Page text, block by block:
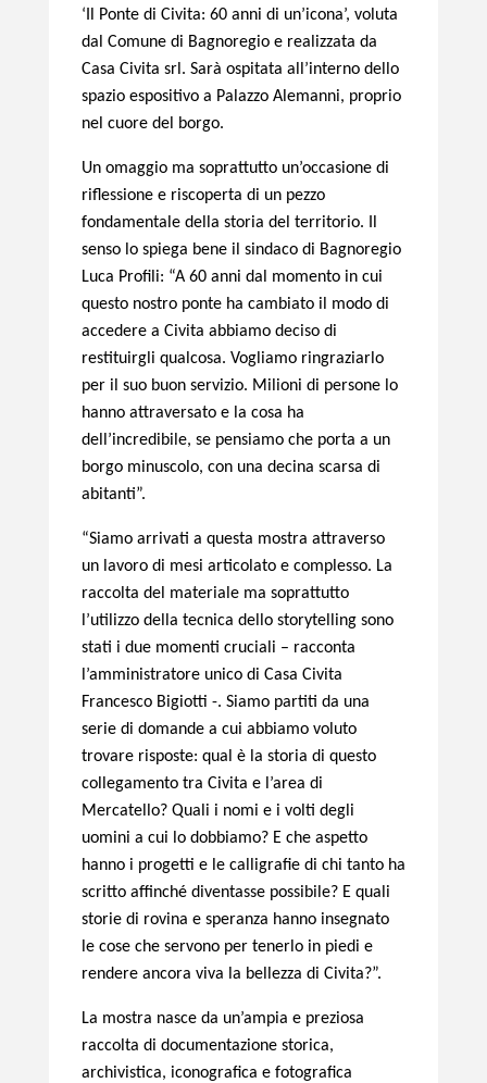
‘Il Ponte di Civita: 60 anni di un’icona’, voluta
dal Comune di Bagnoregio e realizzata da
Casa Civita srl. Sarà ospitata all’interno dello
spazio espositivo a Palazzo Alemanni, proprio
nel cuore del borgo.
Un omaggio ma soprattutto un’occasione di
riflessione e riscoperta di un pezzo
fondamentale della storia del territorio. Il
senso lo spiega bene il sindaco di Bagnoregio
Luca Profili: “A 60 anni dal momento in cui
questo nostro ponte ha cambiato il modo di
accedere a Civita abbiamo deciso di
restituirgli qualcosa. Vogliamo ringraziarlo
per il suo buon servizio. Milioni di persone lo
hanno attraversato e la cosa ha
dell’incredibile, se pensiamo che porta a un
borgo minuscolo, con una decina scarsa di
abitanti”.
“Siamo arrivati a questa mostra attraverso
un lavoro di mesi articolato e complesso. La
raccolta del materiale ma soprattutto
l’utilizzo della tecnica dello storytelling sono
stati i due momenti cruciali – racconta
l’amministratore unico di Casa Civita
Francesco Bigiotti -. Siamo partiti da una
serie di domande a cui abbiamo voluto
trovare risposte: qual è la storia di questo
collegamento tra Civita e l’area di
Mercatello? Quali i nomi e i volti degli
uomini a cui lo dobbiamo? E che aspetto
hanno i progetti e le calligrafie di chi tanto ha
scritto affinché diventasse possibile? E quali
storie di rovina e speranza hanno insegnato
le cose che servono per tenerlo in piedi e
rendere ancora viva la bellezza di Civita?”.
La mostra nasce da un’ampia e preziosa
raccolta di documentazione storica,
archivistica, iconografica e fotografica